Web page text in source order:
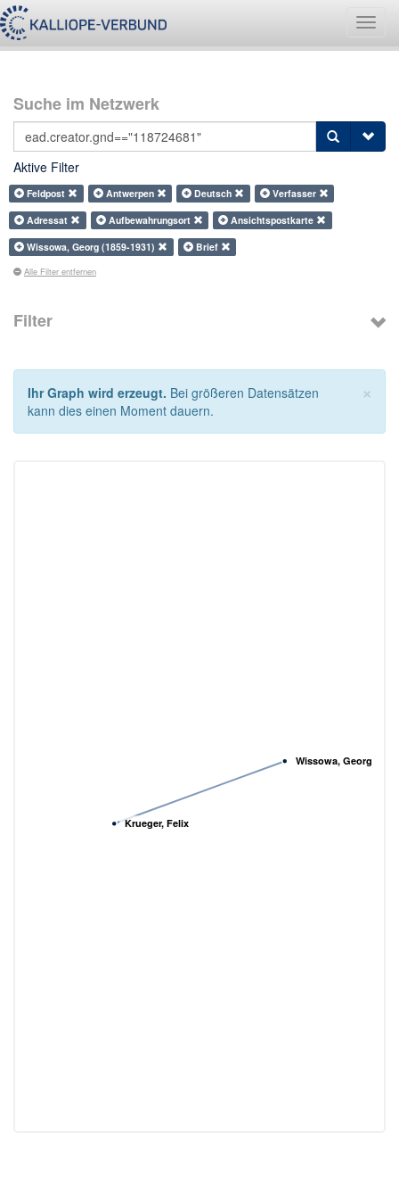
Suche im Netzwerk
Aktive Filter
Feldpost Antwerpen Deutsch
Verfasser
Adressat
Aufbewahrungsort
Ansichtspostkarte
Wissowa, Georg (1859-1931)
Brief
Alle Filter entfernen
Filter
×
Ihr Graph wird erzeugt. Bei größeren Datensätzen
kann dies einen Moment dauern.
Wissowa, Georg
Krueger, Felix